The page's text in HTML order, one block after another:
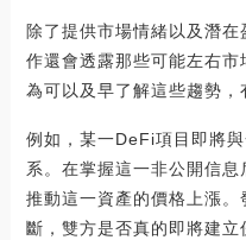
除了提供市場情緒以及潛
作還會透露那些可能左右
為可以及早了解這些趨勢，
例如，某一DeFi項目即將
系。在掌握這一非公開信息
推動這一資產的價格上漲
斷，雙方是否真的即將建